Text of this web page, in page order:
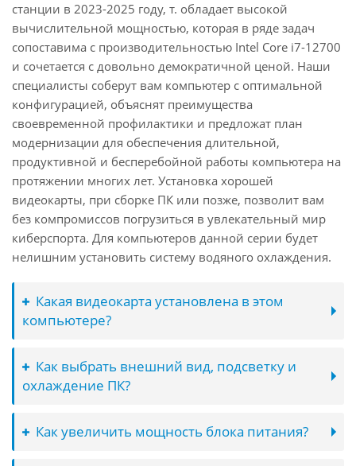
станции в 2023-2025 году, т. обладает высокой
вычислительной мощностью, которая в ряде задач
сопоставима с производительностью Intel Core i7-12700
и сочетается с довольно демократичной ценой. Наши
специалисты соберут вам компьютер с оптимальной
конфигурацией, объяснят преимущества
своевременной профилактики и предложат план
модернизации для обеспечения длительной,
продуктивной и бесперебойной работы компьютера на
протяжении многих лет. Установка хорошей
видеокарты, при сборке ПК или позже, позволит вам
без компромиссов погрузиться в увлекательный мир
киберспорта. Для компьютеров данной серии будет
нелишним установить систему водяного охлаждения.
Какая видеокарта установлена в этом
компьютере?
Как выбрать внешний вид, подсветку и
охлаждение ПК?
Как увеличить мощность блока питания?